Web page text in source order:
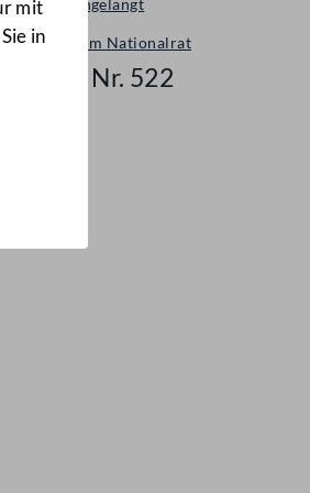
mit
in
Neu eingelangt
Neues im Nationalrat
Mail Nr. 522